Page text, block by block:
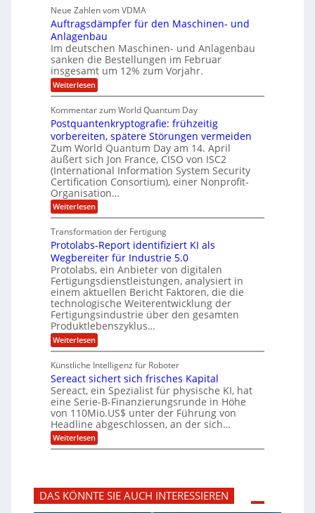
l
l
i
o
n
e
n
U
S
-
D
o
l
l
a
r
r
i
n
g
f
ü
r
M
E
A
u
n
d
L
a
t
e
i
n
a
m
e
r
i
k
a
2
s
o
l
u
t
s
i
w
i
r
d
C
h
i
e
f
C
u
s
t
o
m
e
r
O
ff
i
c
e
r
r
t
i
n
g
e
r
ö
f
n
e
t
K
o
m
p
e
t
e
n
z
z
n
t
r
u
m
f
ü
r
3
D
-
r
u
c
k
Neue Zahlen vom VDMA
Auftragsdämpfer für den Maschinen- und
Anlagenbau
Im deutschen Maschinen- und Anlagenbau
sanken die Bestellungen im Februar
insgesamt um 12% zum Vorjahr.
Weiterlesen:
A
f
t
r
a
g
s
d
ä
m
p
f
e
r
ü
r
d
e
n
M
a
s
c
h
i
e
n
-
u
n
d
A
n
l
n
a
Kommentar zum World Quantum Day
Postquantenkryptografie: frühzeitig
vorbereiten, spätere Störungen vermeiden
Zum World Quantum Day am 14. April
äußert sich Jon France, CISO von ISC2
(International Information System Security
Certification Consortium), einer Nonprofit-
Organisation…
Weiterlesen:
P
s
t
q
u
a
n
t
e
n
k
r
y
p
t
o
g
r
a
f
i
e
:
f
z
e
i
Transformation der Fertigung
Protolabs-Report identifiziert KI als
Wegbereiter für Industrie 5.0
Protolabs, ein Anbieter von digitalen
Fertigungsdienstleistungen, analysiert in
einem aktuellen Bericht Faktoren, die die
technologische Weiterentwicklung der
Fertigungsindustrie über den gesamten
Produktlebenszyklus…
Weiterlesen:
P
o
t
o
l
a
b
s
-
R
r
t
i
Künstliche Intelligenz für Roboter
Sereact sichert sich frisches Kapital
Sereact, ein Spezialist für physische KI, hat
eine Serie-B-Finanzierungsrunde in Höhe
von 110Mio.US$ unter der Führung von
Headline abgeschlossen, an der sich…
Weiterlesen:
S
a
c
t
DAS KÖNNTE SIE AUCH INTERESSIEREN